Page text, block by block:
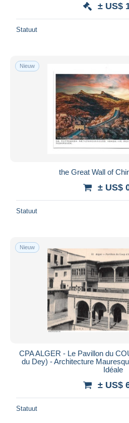
± US$
Statuut
Nieuw
the Great Wall of
± US$
Statuut
Nieuw
CPA ALGER - Le Pavillon du
du Dey) - Architecture
Idéale
± US$
Statuut